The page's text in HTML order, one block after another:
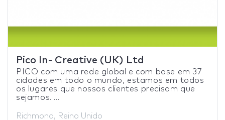
Pico In- Creative (UK) Ltd
PICO com uma rede global e com base em 37
cidades em todo o mundo, estamos em todos
os lugares que nossos clientes precisam que
sejamos. ...
Richmond, Reino Unido